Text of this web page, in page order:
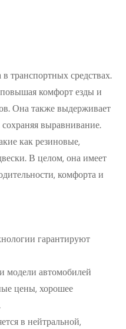
транспортных средствах.
комфорт езды и
Она также выдерживает
выравнивание.
как резиновые,
В целом, она имеет
комфорта и
гарантируют
модели автомобилей
цены, хорошее
в нейтральной,